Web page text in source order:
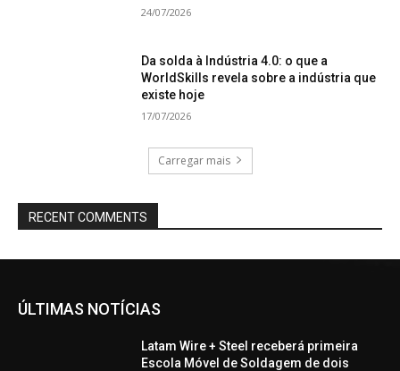
24/07/2026
Da solda à Indústria 4.0: o que a
WorldSkills revela sobre a indústria que
existe hoje
17/07/2026
Carregar mais
RECENT COMMENTS
ÚLTIMAS NOTÍCIAS
Latam Wire + Steel receberá primeira
Escola Móvel de Soldagem de dois